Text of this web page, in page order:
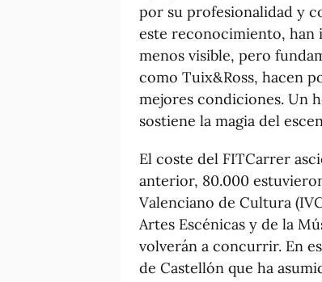
por su profesionalidad y
este reconocimiento, han
menos visible, pero
como Tuix&Ross, hacen
mejores condiciones. Un
sostiene la magia del
El coste del FITCarrer
anterior, 80.000
Valenciano de Cultura
Artes Escénicas y de la
volverán a concurrir. En
de Castellón que ha